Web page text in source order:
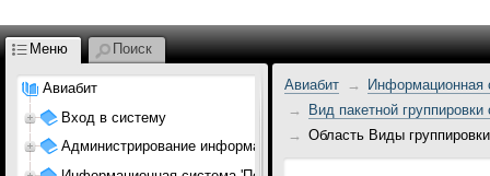
Меню Поиск
Авиабит
Вход в систему
Администрирование информационной системы
Авиабит
Информационная
Вид пакетной
Область Виды